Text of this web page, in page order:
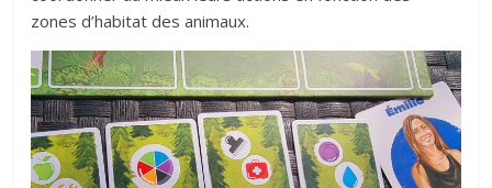
zones d’habitat des animaux.